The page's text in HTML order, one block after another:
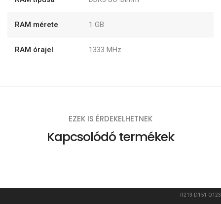
RAM mérete 1 GB
RAM órajel 1333 MHz
EZEK IS ÉRDEKELHETNEK
Kapcsolódó termékek
R213 D151 Q123